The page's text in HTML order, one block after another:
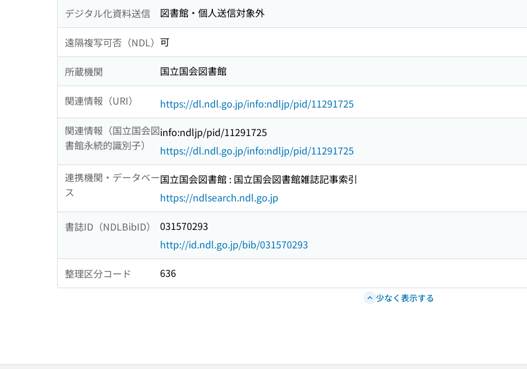
デジタル化資料送信 図書館・個人送信対象外
遠隔複写可否（NDL） 可
所蔵機関 国立国会図書館
関連情報（URI）
https://dl.ndl.go.jp/info:ndljp/pid/11291725
関連情報（国立国会図
書館永続的識別子）
info:ndljp/pid/11291725
https://dl.ndl.go.jp/info:ndljp/pid/11291725
連携機関・データベー
ス
国立国会図書館 : 国立国会図書館雑誌記事索引
https://ndlsearch.ndl.go.jp
書誌ID（NDLBibID）
031570293
http://id.ndl.go.jp/bib/031570293
整理区分コード 636
少なく表示する